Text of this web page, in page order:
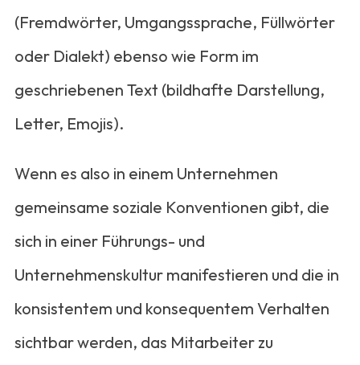
(Fremdwörter, Umgangssprache, Füllwörter
oder Dialekt) ebenso wie Form im
geschriebenen Text (bildhafte Darstellung,
Letter, Emojis).
Wenn es also in einem Unternehmen
gemeinsame soziale Konventionen gibt, die
sich in einer Führungs- und
Unternehmenskultur manifestieren und die in
konsistentem und konsequentem Verhalten
sichtbar werden, das Mitarbeiter zu